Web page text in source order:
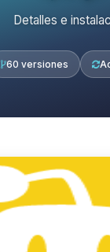
Detalles e
60 versiones